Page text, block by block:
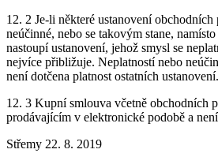
12. 2 Je-li některé ustanovení
neúčinné, nebo se takovým stane,
nastoupí ustanovení, jehož smysl se
nejvíce přibližuje. Neplatností nebo
není dotčena platnost ostatních ustanovení.
12. 3 Kupní smlouva včetně obchodních
prodávajícím v elektronické podobě a
Střemy 22. 8. 2019